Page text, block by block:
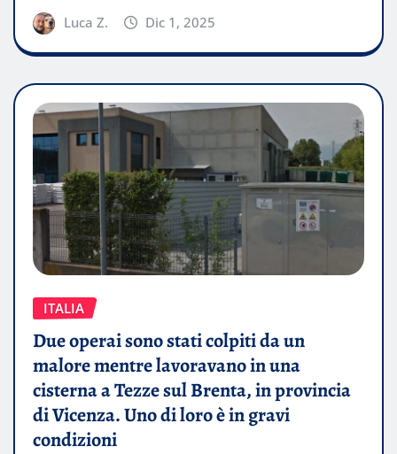
Luca Z. Dic 1, 2025
ITALIA
Due operai sono stati colpiti da un
malore mentre lavoravano in una
cisterna a Tezze sul Brenta, in provincia
di Vicenza. Uno di loro è in gravi
condizioni